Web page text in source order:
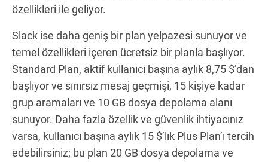
özellikleri ile geliyor.
Slack ise daha geniş bir plan yelpazesi sunuyor ve
temel özellikleri içeren ücretsiz bir planla başlıyor.
Standard Plan, aktif kullanıcı başına aylık 8,75 $’dan
başlıyor ve sınırsız mesaj geçmişi, 15 kişiye kadar
grup aramaları ve 10 GB dosya depolama alanı
sunuyor. Daha fazla özellik ve güvenlik ihtiyacınız
varsa, kullanıcı başına aylık 15 $’lık Plus Plan’ı tercih
edebilirsiniz; bu plan 20 GB dosya depolama ve